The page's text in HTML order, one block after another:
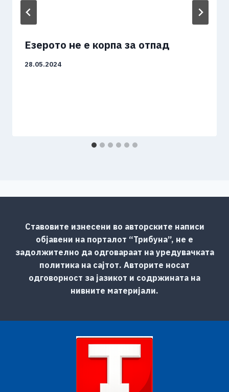
Езерото не е корпа за отпад
28.05.2024
Ставовите изнесени во авторските написи
објавени на порталот “Трибуна”, не е
задолжително да одговараат на уредувачката
политика на сајтот. Авторите носат
одговорност за јазикот и содржината на
нивните материјали.